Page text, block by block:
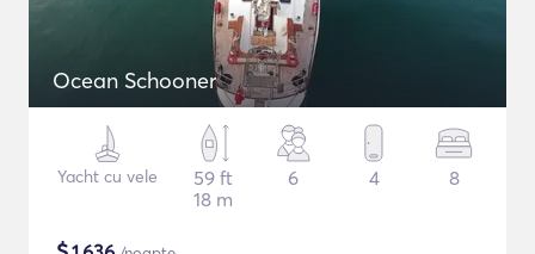
Ocean Schooner
Yacht cu vele
59 ft
18 m
6 4 8